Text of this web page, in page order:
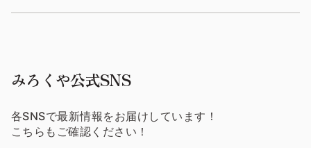
みろくや公式SNS
各SNSで最新情報をお届けしています！
こちらもご確認ください！